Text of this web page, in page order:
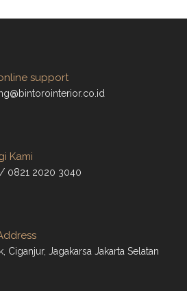
support
Kami
0821 2020 3040
Ciganjur, Jagakarsa Jakarta Selatan